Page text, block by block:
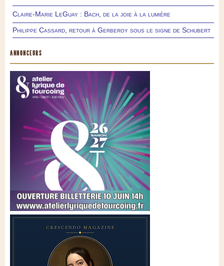
Claire-Marie LeGuay : Bach, de la joie à la lumière
Philippe Cassard, retour à Gerberoy sous le signe de Schubert
ANNONCEURS